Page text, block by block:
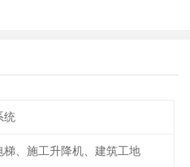
统
梯、施工升降机、建筑工地